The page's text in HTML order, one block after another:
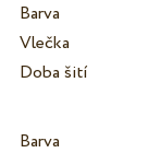
Barva
Vlečka
Doba šití
Barva